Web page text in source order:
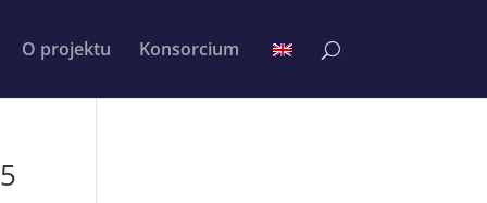
O projektu Konsorcium